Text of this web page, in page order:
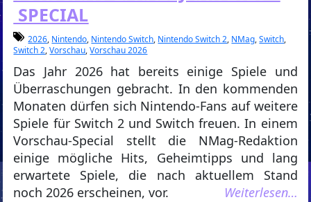
SPECIAL
2026, Nintendo, Nintendo Switch, Nintendo Switch 2, NMag,Switch,
Switch 2,Vorschau,Vorschau 2026
Das Jahr 2026 hat bereits einige Spiele und
Überraschungen gebracht. In den kommenden
Monaten dürfen sich Nintendo-Fans auf weitere
Spiele für Switch 2 und Switch freuen. In einem
Vorschau-Special stellt die NMag-Redaktion
einige mögliche Hits, Geheimtipps und lang
erwartete Spiele, die nach aktuellem Stand
noch 2026 erscheinen, vor.
Weiterlesen…